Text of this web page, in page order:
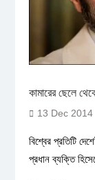
কামারের ছেলে
13 Dec 2014
বিশ্বের প্রতিটি
প্রধান ব্যক্তি